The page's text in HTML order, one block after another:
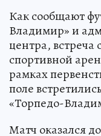
Как сообщают
Владимир» и
центра, встреча
спортивной
рамках
поле
«Торпедо-
Матч оказался